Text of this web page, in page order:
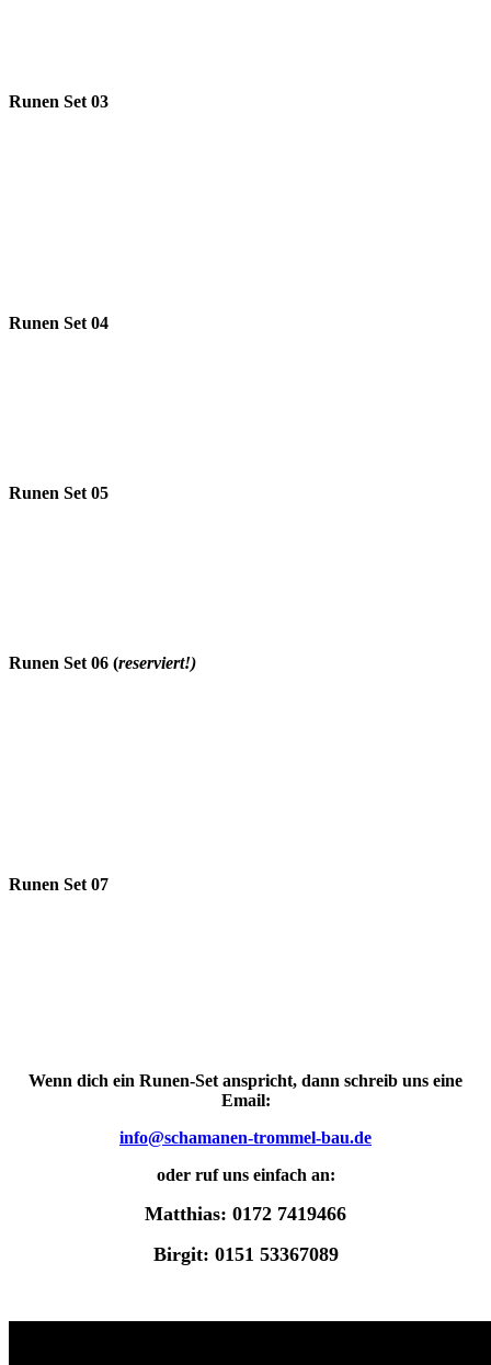
Runen Set 03
Runen Set 04
Runen Set 05
Runen Set 06 (reserviert!)
Runen Set 07
Wenn dich ein Runen-Set anspricht, dann schreib uns eine
Email:
info@schamanen-trommel-bau.de
oder ruf uns einfach an:
Matthias: 0172 7419466
Birgit: 0151 53367089